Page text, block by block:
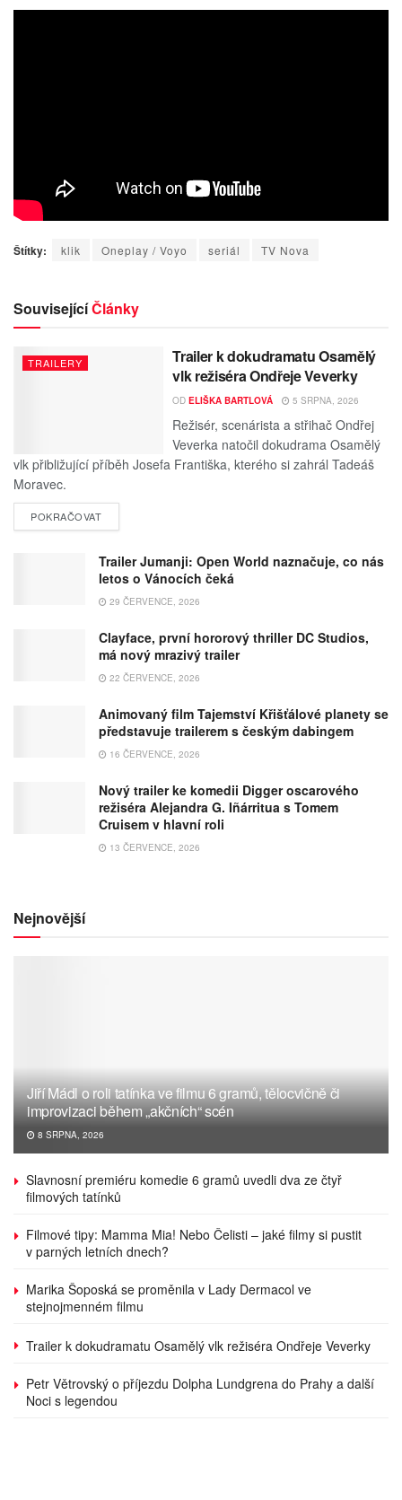
Štítky: klik Oneplay / Voyo seriál TV Nova
SouvisejícíČlánky
TRAILERY
Trailer k dokudramatu Osamělý
vlk režiséra Ondřeje Veverky
OD ELIŠKA BARTLOVÁ 5 SRPNA, 2026
Režisér, scenárista a střihač Ondřej
Veverka natočil dokudrama Osamělý
vlk přibližující příběh Josefa Františka, kterého si zahrál Tadeáš
Moravec.
POKRAČOVAT
Trailer Jumanji: Open World naznačuje, co nás
letos o Vánocích čeká
29 ČERVENCE, 2026
Clayface, první hororový thriller DC Studios,
má nový mrazivý trailer
22 ČERVENCE, 2026
Animovaný film Tajemství Křišťálové planety se
představuje trailerem s českým dabingem
16 ČERVENCE, 2026
Nový trailer ke komedii Digger oscarového
režiséra Alejandra G. Iñárritua s Tomem
Cruisem v hlavní roli
13 ČERVENCE, 2026
Nejnovější
Jiří Mádl o roli tatínka ve filmu 6 gramů, tělocvičně či
improvizaci během „akčních“ scén
8 SRPNA, 2026
Slavnosní premiéru komedie 6 gramů uvedli dva ze čtyř
filmových tatínků
Filmové tipy: Mamma Mia! Nebo Čelisti – jaké filmy si pustit
v parných letních dnech?
Marika Šoposká se proměnila v Lady Dermacol ve
stejnojmenném filmu
Trailer k dokudramatu Osamělý vlk režiséra Ondřeje Veverky
Petr Větrovský o příjezdu Dolpha Lundgrena do Prahy a další
Noci s legendou